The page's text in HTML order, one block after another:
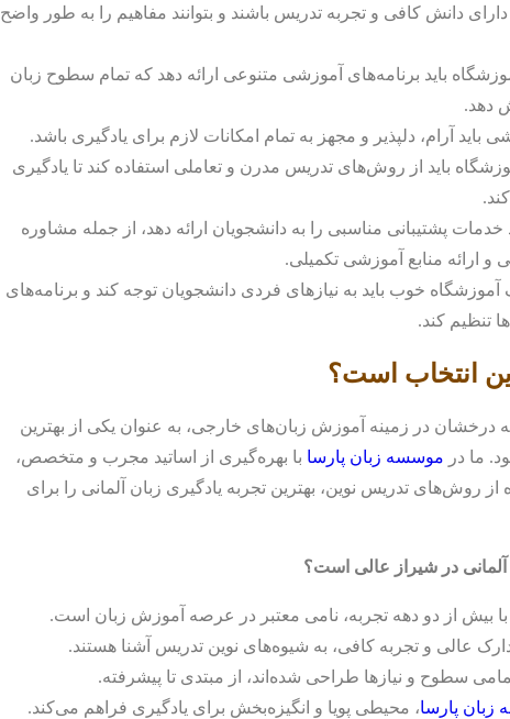
دارای دانش کافی و تجربه تدریس باشند و بتوانند مفاهیم را به طور واضح
باید برنامه‌های آموزشی متنوعی ارائه دهد که تمام سطوح زبان
دهد.
باید آرام، دلپذیر و مجهز به تمام امکانات لازم برای یادگیری باشد.
باید از روش‌های تدریس مدرن و تعاملی استفاده کند تا یادگیری
خدمات پشتیبانی مناسبی را به دانشجویان ارائه دهد، از جمله مشاوره
ارائه منابع آموزشی تکمیلی.
آموزشگاه خوب باید به نیازهای فردی دانشجویان توجه کند و برنامه‌های
تنظیم کند.
انتخاب است؟
سال سابقه درخشان در زمینه آموزش زبان‌های خارجی، به عنوان یکی از بهترین
ما در موسسه زبان پارسا با بهره‌گیری از اساتید مجرب و متخصص،
روش‌های تدریس نوین، بهترین تجربه یادگیری زبان آلمانی را برای
آلمانی در شیراز عالی است؟
با بیش از دو دهه تجربه، نامی معتبر در عرصه آموزش زبان است.
عالی و تجربه کافی، به شیوه‌های نوین تدریس آشنا هستند.
سطوح و نیازها طراحی شده‌اند، از مبتدی تا پیشرفته.
پارسا، محیطی پویا و انگیزه‌بخش برای یادگیری فراهم می‌کند.